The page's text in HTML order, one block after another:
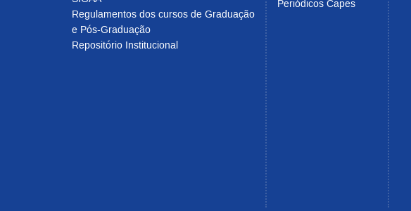
Regulamentos dos cursos de Graduação
e Pós-Graduação
Repositório Institucional
Periódicos Capes